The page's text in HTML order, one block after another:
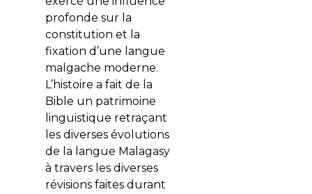
profonde sur la
constitution et la
fixation d’une langue
malgache moderne.
L’histoire a fait de la
Bible un patrimoine
linguistique retraçant
les diverses évolutions
de la langue Malagasy
à travers les diverses
révisions faites durant